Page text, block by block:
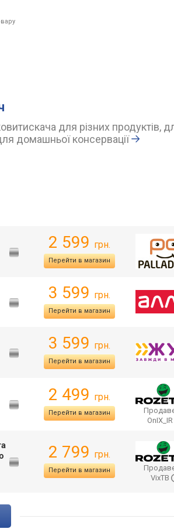
для різних продуктів,
домашньої консервації
2 599 грн.
Перейти в магазин
3 599 грн.
Перейти в магазин
3 599 грн.
Перейти в магазин
2 499 грн.
Перейти в магазин
OnIX_IR
2 799 грн.
Перейти в магазин
VixTB